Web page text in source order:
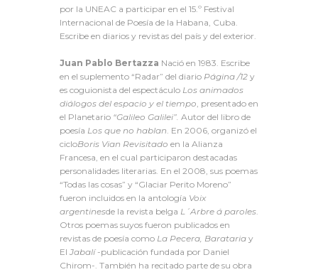
por la UNEAC a participar en el 15.º Festival
Internacional de Poesía de la Habana, Cuba.
Escribe en diarios y revistas del país y del exterior.
Juan Pablo Bertazza Nació en 1983. Escribe
en el suplemento “Radar” del diario Página /12 y
es coguionista del espectáculo Los animados
diálogos del espacio y el tiempo, presentado en
el Planetario “Galileo Galilei”. Autor del libro de
poesía Los que no hablan. En 2006, organizó el
cicloBoris Vian Revisitado en la Alianza
Francesa, en el cual participaron destacadas
personalidades literarias. En el 2008, sus poemas
“Todas las cosas” y “Glaciar Perito Moreno”
fueron incluidos en la antología Voix
argentinesde la revista belga L´Arbre á paroles.
Otros poemas suyos fueron publicados en
revistas de poesía como La Pecera, Barataria y
El Jabalí-publicación fundada por Daniel
Chirom-. También ha recitado parte de su obra